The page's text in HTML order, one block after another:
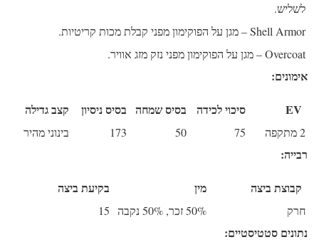
לשליש.
Shell Armor– מגן על הפוקימון מפני קבלת מכות קריטיות.
Overcoat– מגן על הפוקימון מפני נזק מזג אוויר.
אימונים:
EV סיכוי לכידה בסיס שמחה בסיס ניסיון קצב גדילה
2 מתקפה 75
50
173 בינוני מהיר
רבייה:
קבוצת ביצה מין בקיעת ביצה
חרק 50% זכר, 50% נקבה 15
נתונים סטטיסטיים: